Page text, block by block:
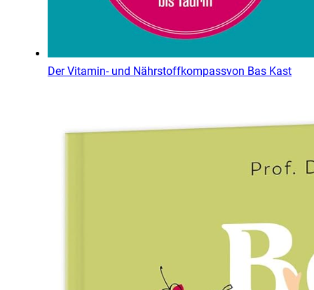
Der Vitamin- und Nährstoffkompassvon Bas Kast